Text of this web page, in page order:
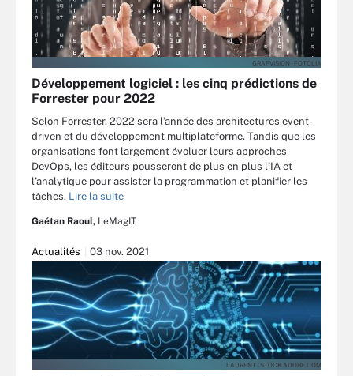
GRAFVISION - FOTOLIA
Développement logiciel : les cinq prédictions de
Forrester pour 2022
Selon Forrester, 2022 sera l’année des architectures event-
driven et du développement multiplateforme. Tandis que les
organisations font largement évoluer leurs approches
DevOps, les éditeurs pousseront de plus en plus l’IA et
l’analytique pour assister la programmation et planifier les
tâches. Lire la suite
Gaétan Raoul, LeMagIT
Actualités 03 nov. 2021
LAURENT - STOCK.ADOBE.COM